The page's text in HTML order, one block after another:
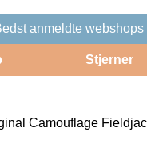
anmeldte webshops
Stjerner
Camouflage